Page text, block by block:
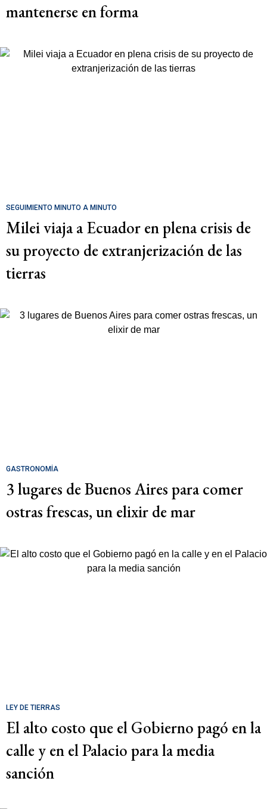
mantenerse en forma
SEGUIMIENTO MINUTO A MINUTO
Milei viaja a Ecuador en plena crisis de
su proyecto de extranjerización de las
tierras
GASTRONOMÍA
3 lugares de Buenos Aires para comer
ostras frescas, un elixir de mar
LEY DE TIERRAS
El alto costo que el Gobierno pagó en la
calle y en el Palacio para la media
sanción